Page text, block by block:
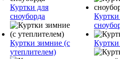
Куртки для
сноуборда
Куртки зимние (с
утеплителем)
Куртки